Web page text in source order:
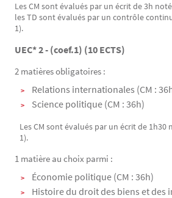
Les CM sont évalués par un écrit de 3h
les TD sont évalués par un contrôle
1).
UEC* 2 - (coef.1) (10 ECTS)
2 matières obligatoires :
Relations internationales (CM :
Science politique (CM : 36h)
Les CM sont évalués par un écrit de 1h30
1).
1 matière au choix parmi :
Économie politique (CM : 36h)
Histoire du droit des biens et des